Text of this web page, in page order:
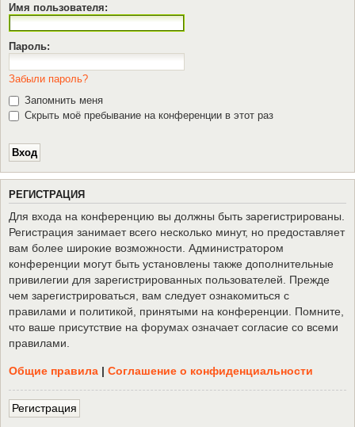
Имя пользователя:
Пароль:
Забыли пароль?
Запомнить меня
Скрыть моё пребывание на конференции в этот раз
РЕГИСТРАЦИЯ
Для входа на конференцию вы должны быть зарегистрированы.
Регистрация занимает всего несколько минут, но предоставляет
вам более широкие возможности. Администратором
конференции могут быть установлены также дополнительные
привилегии для зарегистрированных пользователей. Прежде
чем зарегистрироваться, вам следует ознакомиться с
правилами и политикой, принятыми на конференции. Помните,
что ваше присутствие на форумах означает согласие со всеми
правилами.
Общие правила | Соглашение о конфиденциальности
Регистрация